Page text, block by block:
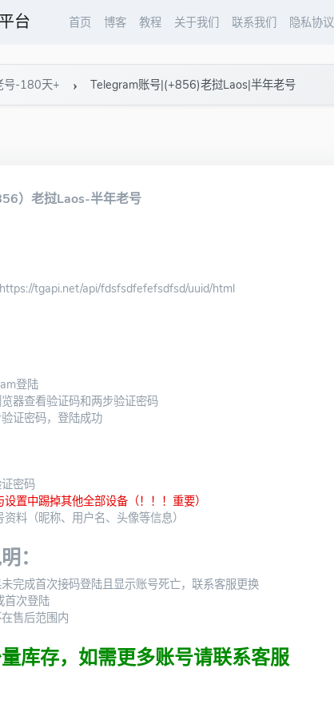
台 首页 博客 教程 关于我们 联系我们 隐私协议
号-180天+ Telegram账号|(+856)老挝Laos|半年老号
）老挝Laos-半年老号
tgapi.net/api/fdsfsdfefefsdfsd/uuid/html
登陆
器查看验证码和两步验证密码
证密码，登陆成功
密码
置中踢掉其他全部设备（！！！重要）
料（昵称、用户名、头像等信息）
：
完成首次接码登陆且显示账号死亡，联系客服更换
首次登陆
售后范围内
库存，如需更多账号请联系客服